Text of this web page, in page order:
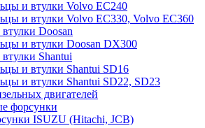
и втулки Volvo EC240
и втулки Volvo EC330, Volvo EC360
Doosan
и втулки Doosan DX300
Shantui
и втулки Shantui SD16
и втулки Shantui SD22, SD23
двигателей
форсунки
ISUZU (Hitachi, JCB)